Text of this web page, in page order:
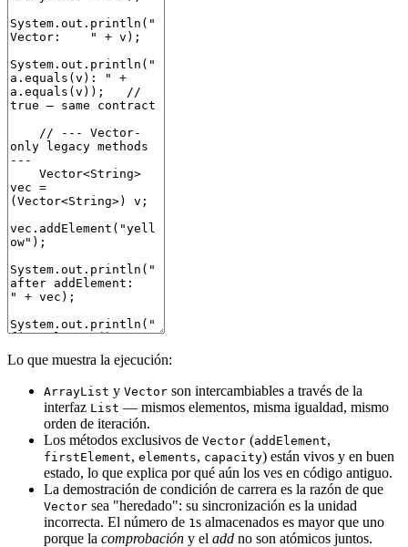
Lo que muestra la ejecución:
ArrayList y Vector son intercambiables a través de la
interfaz List — mismos elementos, misma igualdad, mismo
orden de iteración.
Los métodos exclusivos de Vector (addElement,
firstElement, elements, capacity) están vivos y en buen
estado, lo que explica por qué aún los ves en código antiguo.
La demostración de condición de carrera es la razón de que
Vector sea "heredado": su sincronización es la unidad
incorrecta. El número de 1 s almacenados es mayor que uno
porque la comprobación y el add no son atómicos juntos.